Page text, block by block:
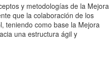
y metodologías de la Mejora
que la colaboración de los
teniendo como base la Mejora
una estructura ágil y